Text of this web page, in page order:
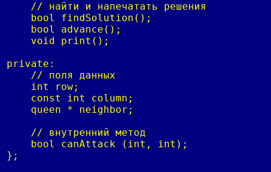
    // найти и напечатать решения
    bool findSolution();
    bool advance();
    void print();
private:
    // поля данных
    int row;
    const int column;
    queen * neighbor;
    // внутренний метод
    bool canAttack (int, int);
};